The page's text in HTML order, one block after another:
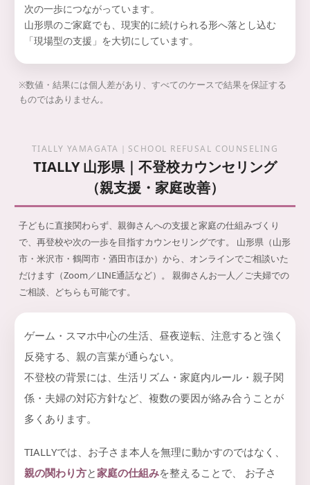
次の一歩につながっています。
山形県のご家庭でも、現実的に続けられる形へ落とし込む
「現場型の支援」を大切にしています。
※数値・結果には個人差があり、すべてのケースで結果を保証する
ものではありません。
TIALLY YAMAGATA｜SCHOOL REFUSAL COUNSELING
TIALLY 山形県｜不登校カウンセリング
（親支援・家庭改善）
子どもに直接関わらず、親御さんへの支援と家庭の仕組みづくり
で、再登校や次の一歩を目指すカウンセリングです。
山形県（山形
市・米沢市・鶴岡市・酒田市ほか）から、オンラインでご相談いた
だけます（Zoom／LINE通話など）。 親御さんお一人／ご夫婦での
ご相談、どちらも可能です。
ゲーム・スマホ中心の生活、昼夜逆転、注意すると強く
反発する、親の言葉が通らない。
不登校の背景には、生活リズム・家庭内ルール・親子関
係・夫婦の対応方針など、複数の要因が絡み合うことが
多くあります。
TIALLYでは、お子さま本人を無理に動かすのではなく、
親の関わり方と家庭の仕組みを整えることで、 お子さ